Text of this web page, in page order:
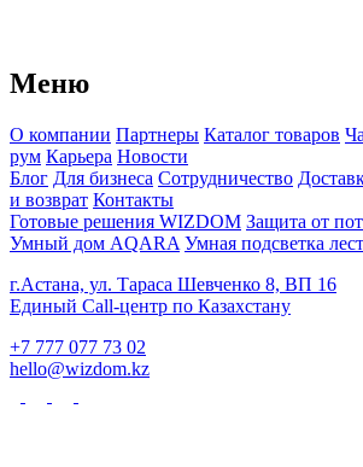
Меню
О компании Партнеры Каталог товаров
рум Карьера Новости
Блог Для бизнеса Сотрудничество
и возврат Контакты
Готовые решения WIZDOM Защита от
Умный дом AQARA Умная подсветка
г.Астана, ул. Тараса Шевченко 8, ВП 16
Единый Call-центр по Казахстану
+7 777 077 73 02
hello@wizdom.kz